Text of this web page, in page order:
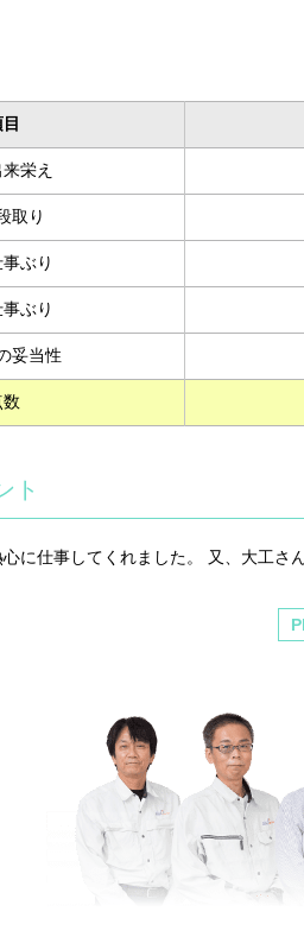
栄え
取り
ぶり
ぶり
妥当性
ト
心に仕事してくれました。 又、大工